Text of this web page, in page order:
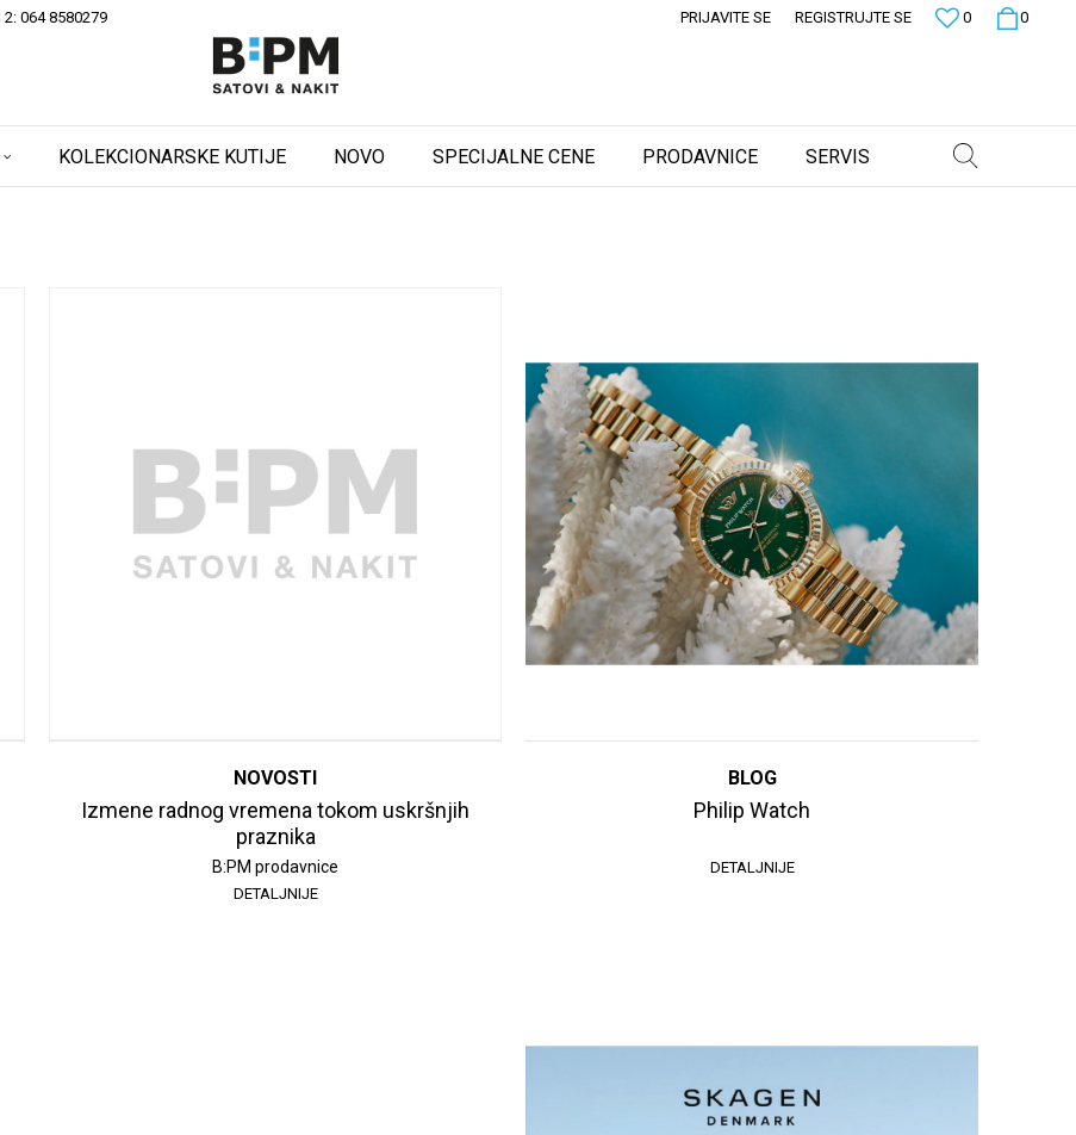
2: 064 8580279 0
0
PRIJAVITE SE REGISTRUJTE SE
KOLEKCIONARSKE KUTIJE NOVO SPECIJALNE CENE PRODAVNICE SERVIS
NOVOSTI
Izmene radnog vremena tokom uskršnjih
praznika
B:PM prodavnice
DETALJNIJE
BLOG
Philip Watch
DETALJNIJE